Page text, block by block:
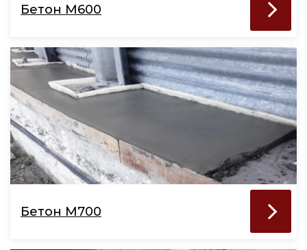
Бетон М600
Бетон М700